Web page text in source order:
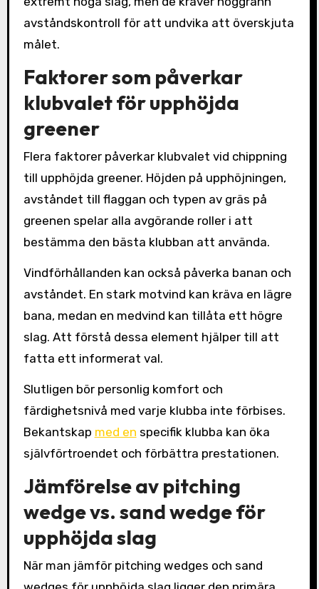
avståndskontroll för att undvika att överskjuta
målet.
Faktorer som påverkar
klubvalet för upphöjda
greener
Flera faktorer påverkar klubvalet vid chippning
till upphöjda greener. Höjden på upphöjningen,
avståndet till flaggan och typen av gräs på
greenen spelar alla avgörande roller i att
bestämma den bästa klubban att använda.
Vindförhållanden kan också påverka banan och
avståndet. En stark motvind kan kräva en lägre
bana, medan en medvind kan tillåta ett högre
slag. Att förstå dessa element hjälper till att
fatta ett informerat val.
Slutligen bör personlig komfort och
färdighetsnivå med varje klubba inte förbises.
Bekantskap med en specifik klubba kan öka
självförtroendet och förbättra prestationen.
Jämförelse av pitching
wedge vs. sand wedge för
upphöjda slag
När man jämför pitching wedges och sand